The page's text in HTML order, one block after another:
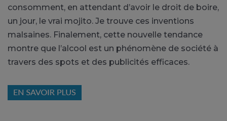
consomment, en attendant d’avoir le droit de boire,
un jour, le vrai mojito. Je trouve ces inventions
malsaines. Finalement, cette nouvelle tendance
montre que l’alcool est un phénomène de société à
travers des spots et des publicités efficaces.